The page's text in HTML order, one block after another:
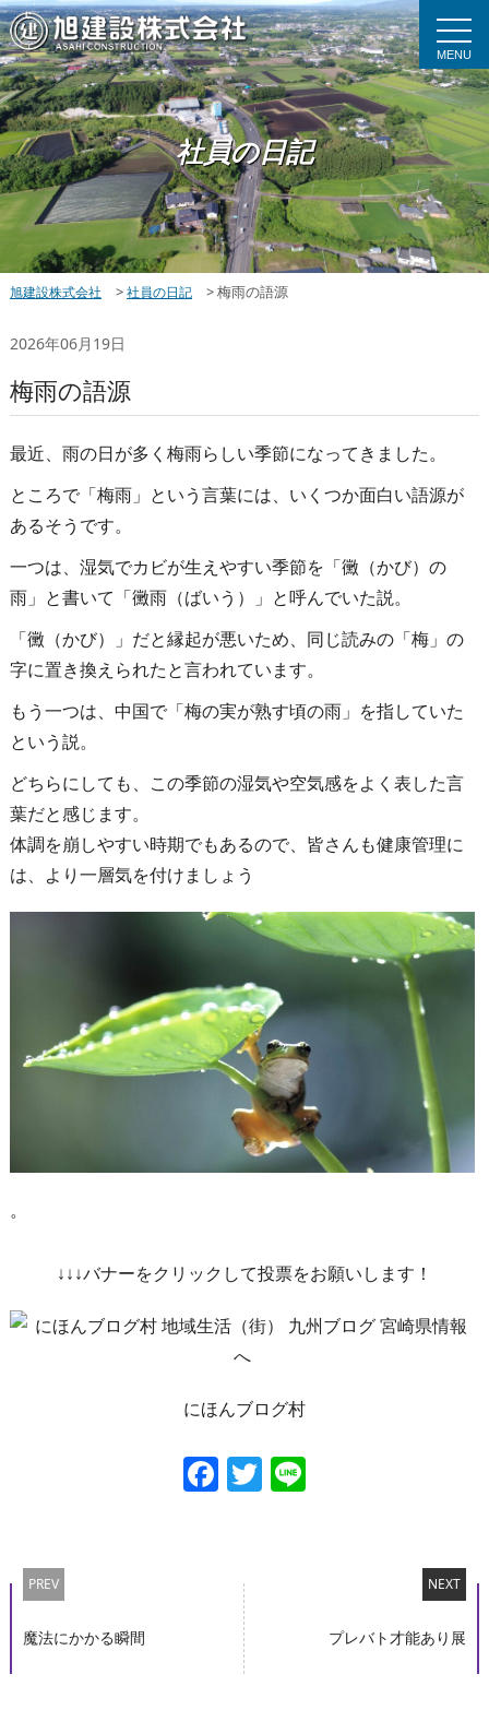
MENU
社員の日記
旭建設株式会社 > 社員の日記 >梅雨の語源
2026年06月19日
梅雨の語源
最近、雨の日が多く梅雨らしい季節になってきました。
ところで「梅雨」という言葉には、いくつか面白い語源が
あるそうです。
一つは、湿気でカビが生えやすい季節を「黴（かび）の
雨」と書いて「黴雨（ばいう）」と呼んでいた説。
「黴（かび）」だと縁起が悪いため、同じ読みの「梅」の
字に置き換えられたと言われています。
もう一つは、中国で「梅の実が熟す頃の雨」を指していた
という説。
どちらにしても、この季節の湿気や空気感をよく表した言
葉だと感じます。
体調を崩しやすい時期でもあるので、皆さんも健康管理に
は、より一層気を付けましょう
。
↓↓↓バナーをクリックして投票をお願いします！
にほんブログ村
Facebook
Twitter
Line
PREV
魔法にかかる瞬間
NEXT
プレバト才能あり展